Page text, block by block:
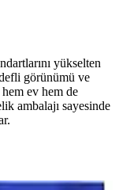
yükselten
görünümü ve
ev hem de
ambalajı sayesinde